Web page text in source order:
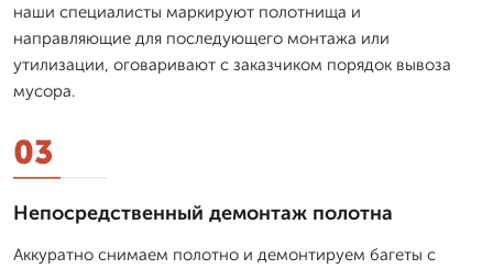
наши специалисты маркируют полотнища и
направляющие для последующего монтажа или
утилизации, оговаривают с заказчиком порядок вывоза
мусора.
03
Непосредственный демонтаж полотна
Аккуратно снимаем полотно и демонтируем багеты с